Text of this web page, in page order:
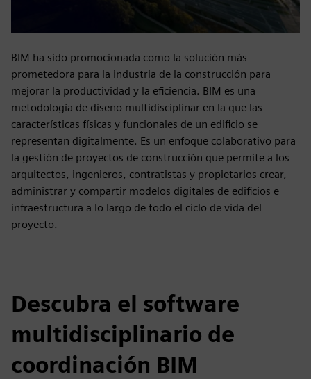
BIM ha sido promocionada como la solución más
prometedora para la industria de la construcción para
mejorar la productividad y la eficiencia. BIM es una
metodología de diseño multidisciplinar en la que las
características físicas y funcionales de un edificio se
representan digitalmente. Es un enfoque colaborativo para
la gestión de proyectos de construcción que permite a los
arquitectos, ingenieros, contratistas y propietarios crear,
administrar y compartir modelos digitales de edificios e
infraestructura a lo largo de todo el ciclo de vida del
proyecto.
Descubra el software
multidisciplinario de
coordinación BIM